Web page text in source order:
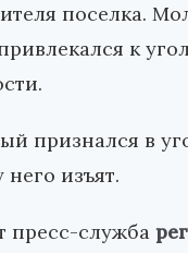
поселка.
к
признался в
изъят.
пресс-служба